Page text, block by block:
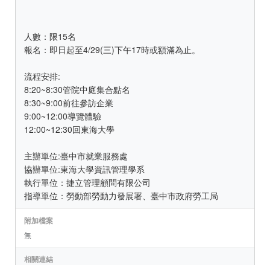
人數：限15名
報名：即日起至4/29(三)下午17時或額滿為止。
流程安排:
8:20~8:30管院中庭集合點名
8:30~9:00前往參訪企業
9:00~12:00導覽體驗
12:00~12:30回東海大學
主辦單位:臺中市就業服務處
協辦單位:東海大學資訊管理學系
執行單位：捷立管理顧問有限公司
指導單位：勞動部勞動力發展署、臺中市政府勞工局
附加檔案
無
相關連結